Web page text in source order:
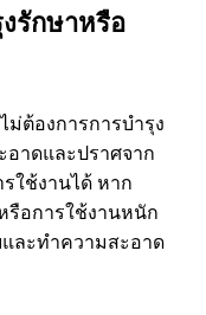
รักษาหรือ
ม่ต้องการการบํารุง
อาดและปราศจาก
ใช้งานได้ หาก
รือการใช้งานหนัก
ละทําความสะอาด